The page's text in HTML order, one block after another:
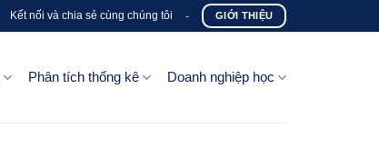
Kết nối và chia sẻ cùng chúng tôi - GIỚI THIỆU
Phân tích thống kê Doanh nghiệp học